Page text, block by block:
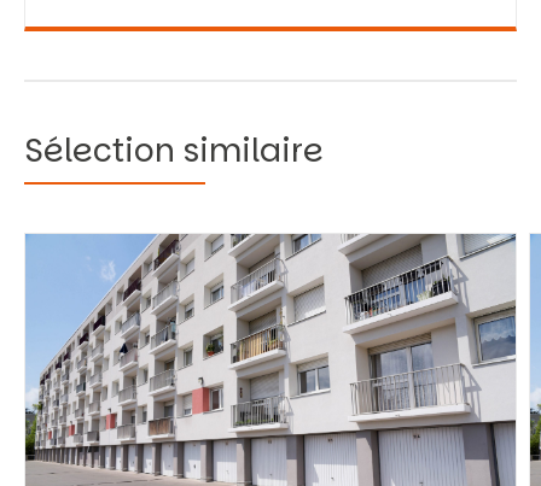
Sélection similaire